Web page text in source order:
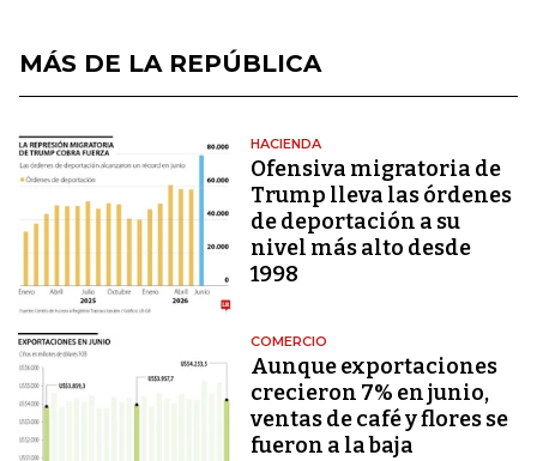
MÁS DE LA REPÚBLICA
HACIENDA
Ofensiva migratoria de
Trump lleva las órdenes
de deportación a su
nivel más alto desde
1998
COMERCIO
Aunque exportaciones
crecieron 7% en junio,
ventas de café y flores se
fueron a la baja